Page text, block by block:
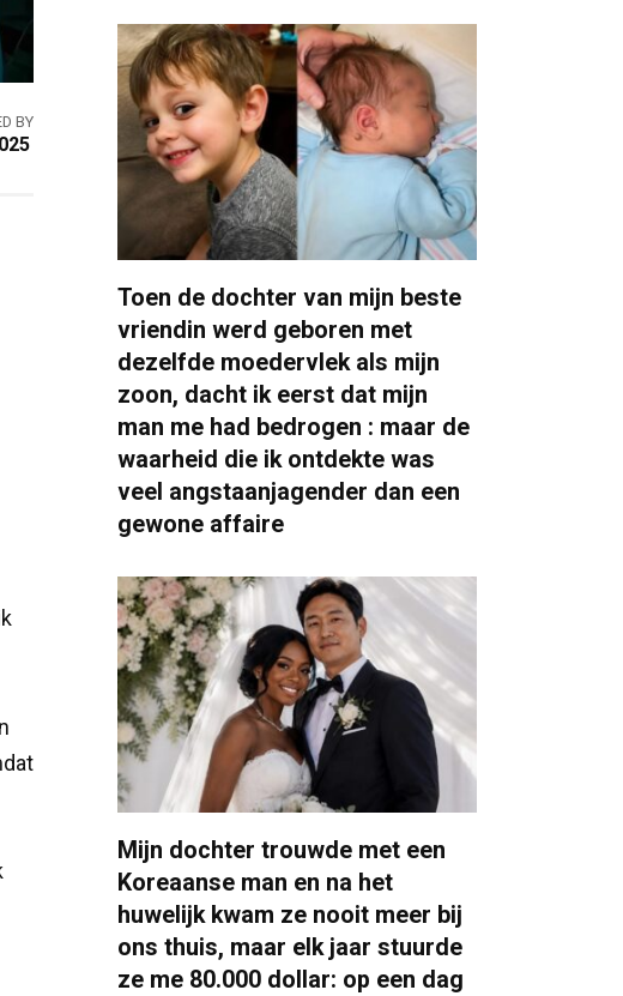
BY
Toen de dochter van mijn beste
vriendin werd geboren met
dezelfde moedervlek als mijn
zoon, dacht ik eerst dat mijn
man me had bedrogen : maar de
waarheid die ik ontdekte was
veel angstaanjagender dan een
gewone affaire
Mijn dochter trouwde met een
Koreaanse man en na het
huwelijk kwam ze nooit meer bij
ons thuis, maar elk jaar stuurde
ze me 80.000 dollar: op een dag